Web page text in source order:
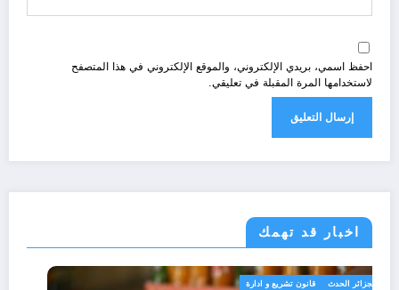
احفظ اسمي، بريدي الإلكتروني، والموقع الإلكتروني في هذا المتصفح
لاستخدامها المرة المقبلة في تعليقي.
اخبار قد تهمك
الجزائر الحدث قانون تشريع و ادارة